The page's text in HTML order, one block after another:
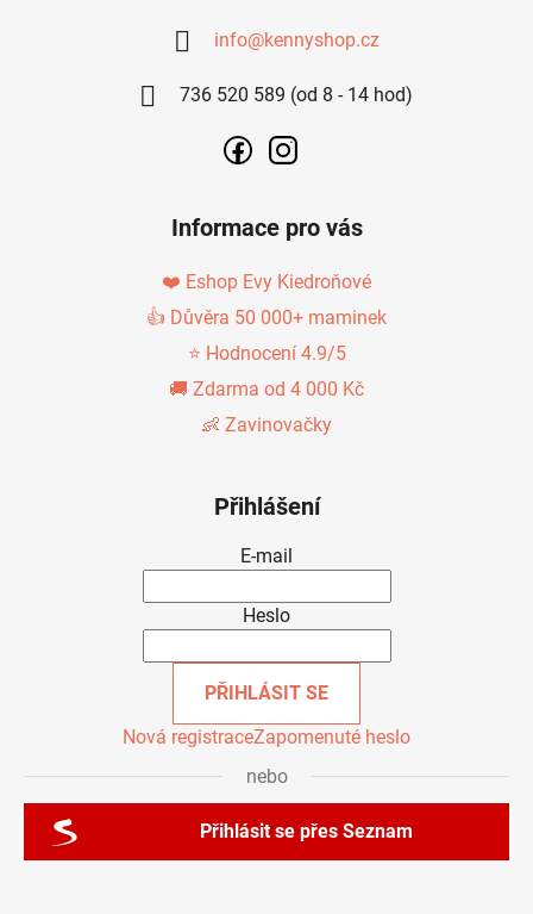
info@kennyshop.cz
736 520 589 (od 8 - 14 hod)
Informace pro vás
❤️ Eshop Evy Kiedroňové
👍 Důvěra 50 000+ maminek
⭐ Hodnocení 4.9/5
🚚 Zdarma od 4 000 Kč
👶 Zavinovačky
Přihlášení
E-mail
Heslo
PŘIHLÁSIT SE
Nová registraceZapomenuté heslo
nebo
Přihlásit se přes Seznam